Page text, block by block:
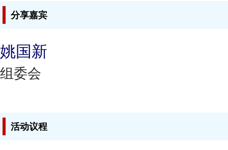
分享嘉宾
姚国新
组委会
活动议程